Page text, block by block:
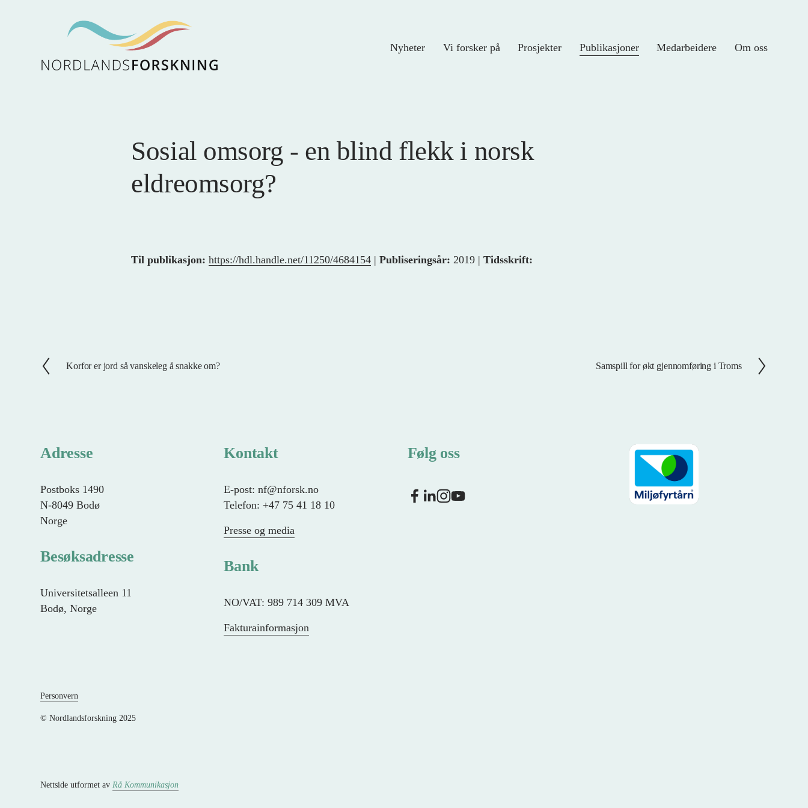
Nyheter Vi forsker på Prosjekter Publikasjoner Medarbeidere Om oss
Sosial omsorg - en blind flekk i norsk
eldreomsorg?
Til publikasjon: https://hdl.handle.net/11250/4684154 |Publiseringsår: 2019 |Tidsskrift:
F
Korfor er jord så vanskeleg å snakke om?
N
Samspill for økt gjennomføring i Troms
Adresse
Postboks 1490
N-8049 Bodø
Norge
Besøksadresse
Universitetsalleen 11
Bodø, Norge
Kontakt
E-post: nf@nforsk.no
Telefon: +47 75 41 18 10
Presse og media
Bank
NO/VAT: 989 714 309 MVA
Fakturainformasjon
Følg oss
Personvern
© Nordlandsforskning 2025
Nettside utformet av Rå Kommunikasjon